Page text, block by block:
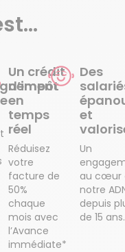
Un crédit
d’impôt
en
temps
réel
Réduisez
votre
facture de
50%
chaque
mois avec
l’Avance
immédiate*
Des
et
Un
au cœur
notre
depuis
de 15 ans.